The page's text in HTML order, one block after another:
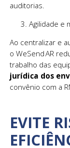
auditorias.
Agilidade e
Ao centralizar e
o WeSend AR
trabalho das
jurídica dos
convênio com a
EVITE